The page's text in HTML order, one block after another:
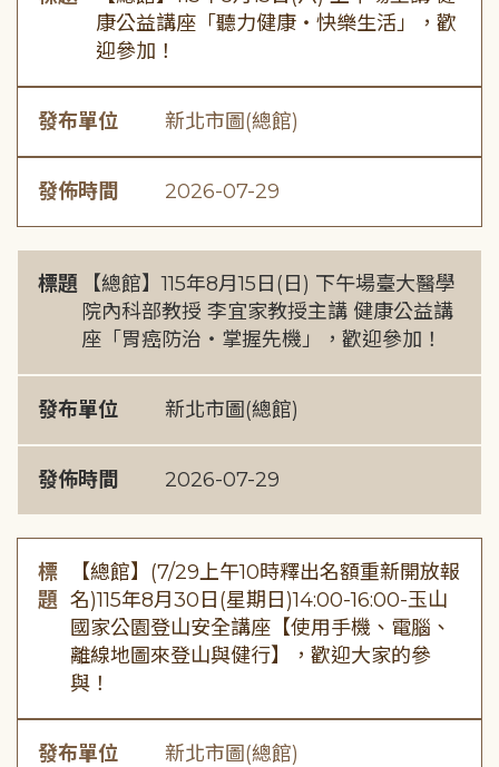
康公益講座「聽力健康・快樂生活」，歡
迎參加！
發布單位 新北市圖(總館)
發佈時間 2026-07-29
標題
【總館】115年8月15日(日) 下午場臺大醫學
院內科部教授 李宜家教授主講 健康公益講
座「胃癌防治・掌握先機」，歡迎參加！
發布單位 新北市圖(總館)
發佈時間 2026-07-29
標
題
【總館】(7/29上午10時釋出名額重新開放報
名)115年8月30日(星期日)14:00-16:00-玉山
國家公園登山安全講座【使用手機、電腦、
離線地圖來登山與健行】，歡迎大家的參
與！
發布單位 新北市圖(總館)